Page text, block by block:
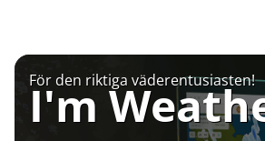
För den riktiga väderentusiasten!
I'm